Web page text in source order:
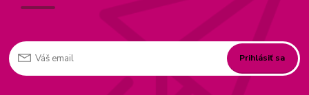
Prihlásiť sa